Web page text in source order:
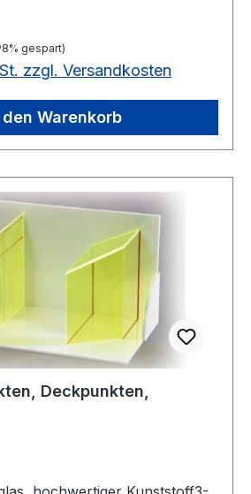
noch 2 Stück auf Lager
Lehrer und
Vorrat reicht noch 2 Stück auf
gespart)
zzgl. Versandkosten
den Warenkorb
Deckpunkten,